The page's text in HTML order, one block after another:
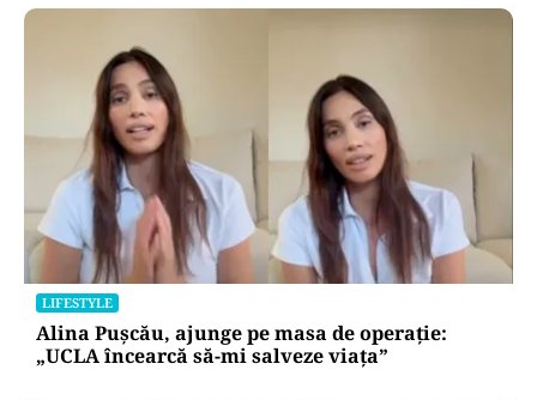
LIFESTYLE
Alina Pușcău, ajunge pe masa de operație:
„UCLA încearcă să-mi salveze viața”